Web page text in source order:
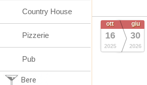
ott
16
2025
giu
30
2026
Country House
Pizzerie
Pub
Bere